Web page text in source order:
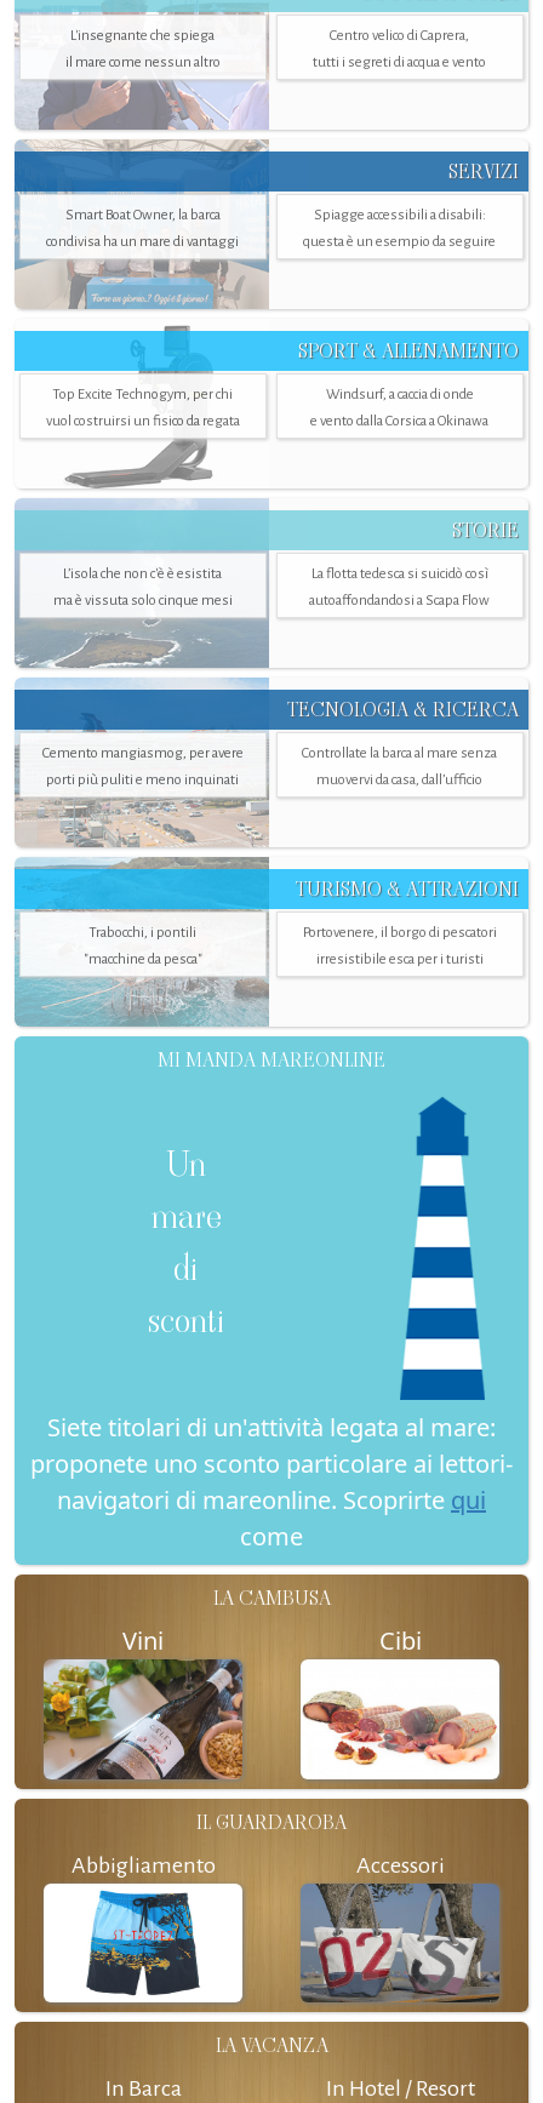
L'insegnante che spiega
il mare come nessun altro
Centro velico di Caprera,
tutti i segreti di acqua e vento
SERVIZI
Smart Boat Owner, la barca
condivisa ha un mare di vantaggi
Spiagge accessibili a disabili:
questa è un esempio da seguire
SPORT & ALLENAMENTO
Top Excite Technogym, per chi
vuol costruirsi un fisico da regata
Windsurf, a caccia di onde
e vento dalla Corsica a Okinawa
STORIE
L’isola che non c'è è esistita
ma è vissuta solo cinque mesi
La flotta tedesca si suicidò così
autoaffondandosi a Scapa Flow
TECNOLOGIA & RICERCA
Cemento mangiasmog, per avere
porti più puliti e meno inquinati
Controllate la barca al mare senza
muovervi da casa, dall’ufficio
TURISMO & ATTRAZIONI
Trabocchi, i pontili
"macchine da pesca"
Portovenere, il borgo di pescatori
irresistibile esca per i turisti
MI MANDA MAREONLINE
Un
mare
di
sconti
Siete titolari di un'attività legata al mare:
proponete uno sconto particolare ai lettori-
navigatori di mareonline. Scoprirte qui
come
LA CAMBUSA
Vini Cibi
IL GUARDAROBA
Abbigliamento Accessori
LA VACANZA
In Barca In Hotel / Resort